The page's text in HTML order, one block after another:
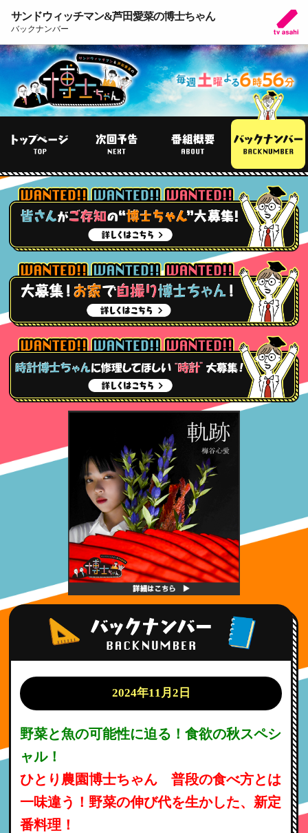
サンドウィッチマン&芦田愛菜の博士ちゃん
バックナンバー
2024年11月2日
野菜と魚の可能性に迫る！食欲の秋スペシ
ャル！
ひとり農園博士ちゃん 普段の食べ方とは
一味違う！野菜の伸び代を生かした、新定
番料理！